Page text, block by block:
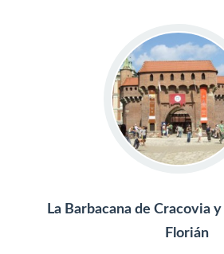
La Barbacana de Cracovia
Florián